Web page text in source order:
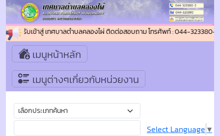
ดีต้อนรับเข้าสู่ เทศบาลตำบลคลองไผ่ ติดต่อสอบถาม โทรศัพท์ : 044-323380-2
เมนูหน้าหลัก
เมนูต่างๆเกี่ยวกับหน่วยงาน
Select Language ▼